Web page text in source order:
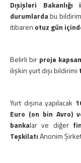
Dışişleri Bakanlığı
durumlardabu
itibaren otuz gün
Belirli bir proje
ilişkin yurt dışı bildirimi
Yurt dışına yapılacak
Euro (on bin Avro)
bankalar ve diğer
TeşkilatıAnonim